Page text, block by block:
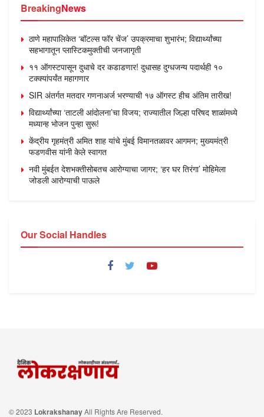
BreakingNews
ठाणे महापालिकेत ‘बॉटल्स फॉर चेंज’ उपक्रमाचा शुभारंभ; विद्यार्थ्यांच्या
सहभागातून प्लास्टिकमुक्तीची जनजागृती
११ ऑगस्टपासून दुधाचे दर कडाडणार! दुधासह दुग्धजन्य पदार्थही १०
टक्क्यांपर्यंत महागणार
SIR अंतर्गत मतदार गणनाअर्ज भरण्याची १७ ऑगस्ट हीच अंतिम तारीख!
विद्यार्थ्यांच्या ‘ताटली आंदोलना’चा विजय; राज्यातील जिल्हा परिषद शाळांमध्ये
मध्यान्ह भोजन पुन्हा सुरू!
केंद्रीय गृहमंत्री अमित शाह यांचे मुंबई विमानतळावर आगमन; मुख्यमंत्री
फडणवीस यांनी केले स्वागत
नवी मुंबईत देशभक्तीसोबतच आरोग्याचा जागर; ‘हर घर तिरंगा’ मोहिमेला
जोडली आरोग्याची पाऊले
Our Social Handles
© 2023 LokrakshanayAll Rights Are Reserved.